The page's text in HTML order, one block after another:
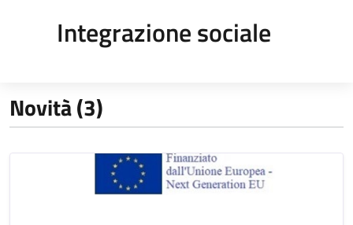
Integrazione sociale
Novità (3)